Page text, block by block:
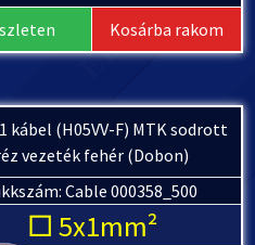
Kosárba rakom
kábel (H05VV-F) MTK sodrott
vezeték fehér (Dobon)
Cable 000358_500
□ 5x1mm²